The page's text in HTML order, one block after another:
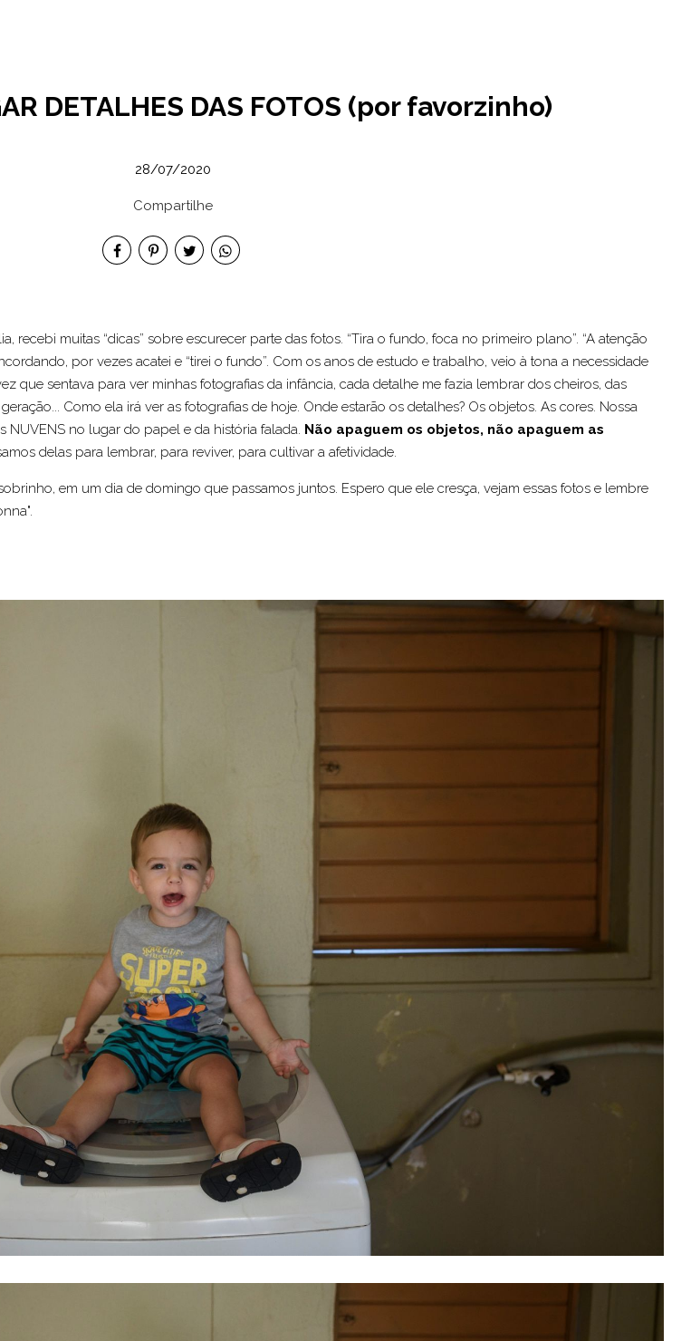
DETALHES DAS FOTOS (por favorzinho)
28/07/2020
Compartilhe
recebi muitas “dicas” sobre escurecer parte das fotos. “Tira o fundo, foca no primeiro plano”. “A atenção
por vezes acatei e “tirei o fundo”. Com os anos de estudo e trabalho, veio à tona a necessidade
que sentava para ver minhas fotografias da infância, cada detalhe me fazia lembrar dos cheiros, das
Como ela irá ver as fotografias de hoje. Onde estarão os detalhes? Os objetos. As cores. Nossa
NUVENS no lugar do papel e da história falada. Não apaguem os objetos, não apaguem as
delas para lembrar, para reviver, para cultivar a afetividade.
em um dia de domingo que passamos juntos. Espero que ele cresça, vejam essas fotos e lembre